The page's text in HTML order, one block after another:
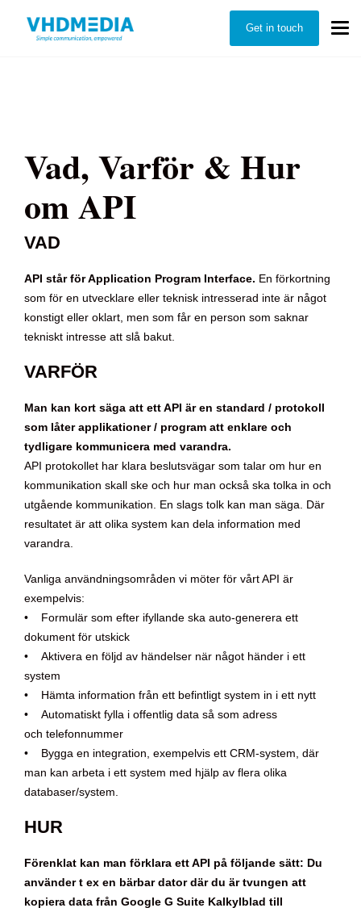
Get in touch
Vad, Varför & Hur
om API
VAD
API står för Application Program Interface. En förkortning
som för en utvecklare eller teknisk intresserad inte är något
konstigt eller oklart, men som får en person som saknar
tekniskt intresse att slå bakut.
VARFÖR
Man kan kort säga att ett API är en standard / protokoll
som låter applikationer / program att enklare och
tydligare kommunicera med varandra.
API protokollet har klara beslutsvägar som talar om hur en
kommunikation skall ske och hur man också ska tolka in och
utgående kommunikation. En slags tolk kan man säga. Där
resultatet är att olika system kan dela information med
varandra.
Vanliga användningsområden vi möter för vårt API är
exempelvis:
• Formulär som efter ifyllande ska auto-generera ett
dokument för utskick
• Aktivera en följd av händelser när något händer i ett
system
• Hämta information från ett befintligt system in i ett nytt
• Automatiskt fylla i offentlig data så som adress
och telefonnummer
• Bygga en integration, exempelvis ett CRM-system, där
man kan arbeta i ett system med hjälp av flera olika
databaser/system.
HUR
Förenklat kan man förklara ett API på följande sätt: Du
använder t ex en bärbar dator där du är tvungen att
kopiera data från Google G Suite Kalkylblad till